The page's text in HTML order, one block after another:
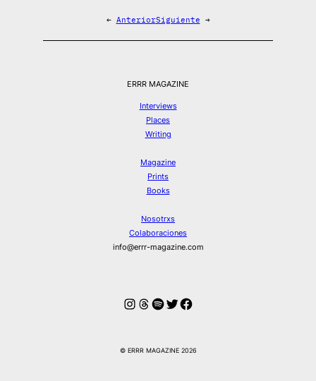
← AnteriorSiguiente →
ERRR MAGAZINE
Interviews
Places
Writing
Magazine
Prints
Books
Nosotrxs
Colaboraciones
info@errr-magazine.com
Instagram
Hilos
Spotify
Twitter
Facebook
© ERRR MAGAZINE 2026